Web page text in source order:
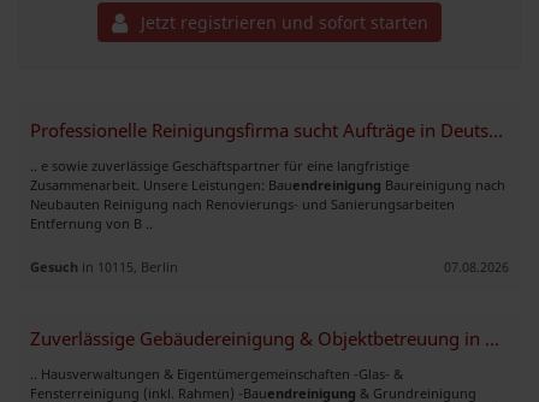
Jetzt registrieren und sofort starten
Professionelle Reinigungsfirma sucht Aufträge in Deutschland
.. e sowie zuverlässige Geschäftspartner für eine langfristige
Zusammenarbeit. Unsere Leistungen: Bauendreinigung Baureinigung nach
Neubauten Reinigung nach Renovierungs- und Sanierungsarbeiten
Entfernung von B ..
Gesuch in 10115, Berlin 07.08.2026
Zuverlässige Gebäudereinigung & Objektbetreuung in Bremen
.. Hausverwaltungen & Eigentümergemeinschaften -Glas- &
Fensterreinigung (inkl. Rahmen) -Bauendreinigung & Grundreinigung